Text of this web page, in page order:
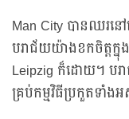
Man City បានឈរនៅ
បរាជ័យយ៉ាងខកចិត្តក្
Leipzig ក៏ដោយ។ បរ
គ្រប់កម្មវិធីប្រកួតទាំ